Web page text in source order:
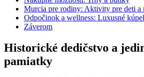
Murcia pre rodiny: Aktivity pre deti a
Odpočinok a wellness:⁣ Luxusné
Záverom
Historické dedičstvo ⁢a
pamiatky